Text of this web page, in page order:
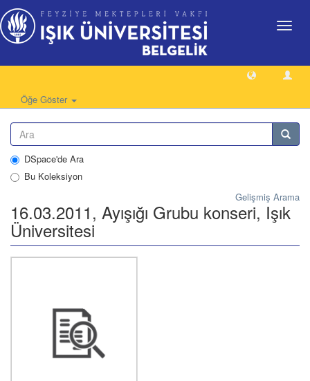
Geçiş
Öğe Göster
DSpace'de Ara
Bu Koleksiyon
Gelişmiş Arama
16.03.2011, Ayışığı Grubu konseri, Işık
Üniversitesi